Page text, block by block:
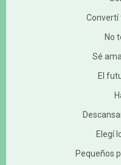
Convertí
No
Sé
El
Elegí
Pequeños